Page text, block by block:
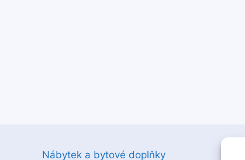
Nábytek a bytové doplňky